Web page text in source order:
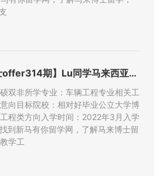
马来西亚留学【博士offer314期】Lu同学马来西亚彭亨大
双非所学专业：车辆工程专业相关工
向目标院校：相对好毕业公立大学博
程类方向入学时间：2022年3月入学
到新马有你留学网，了解马来博士留
学工